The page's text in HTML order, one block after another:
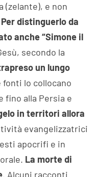
(zelante), e non
Per distinguerlo da
anche “Simone il
secondo la
un lungo
fonti lo collocano
fino alla Persia e
in territori allora
evangelizzatrici
apocrifi e in
La morte di
. Alcuni racconti